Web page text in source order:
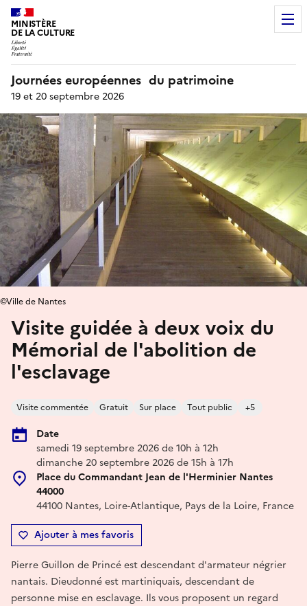
MINISTÈRE
DE LA CULTURE
Journées européennes du patrimoine
19 et 20 septembre 2026
Visite guidée à deux voix du
Mémorial de l'abolition de
l'esclavage
Visite commentée Gratuit Sur place Tout public +5
Date
samedi 19 septembre 2026 de 10h à 12h
dimanche 20 septembre 2026 de 15h à 17h
Place du Commandant Jean de l'Herminier Nantes
44000
44100 Nantes, Loire-Atlantique, Pays de la Loire, France
Ajouter à mes favoris
©Ville de Nantes
Pierre Guillon de Princé est descendant d'armateur négrier
nantais. Dieudonné est martiniquais, descendant de
personne mise en esclavage. Ils vous proposent un regard